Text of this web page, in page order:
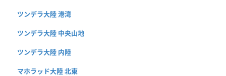
ツンデラ大陸 港湾
ツンデラ大陸 中央山地
ツンデラ大陸 内陸
マホラッド大陸 北東